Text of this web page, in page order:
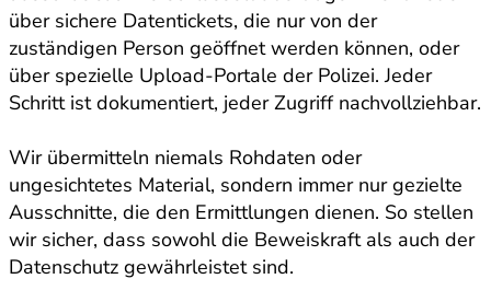
über sichere Datentickets, die nur von der
zuständigen Person geöffnet werden können, oder
über spezielle Upload-Portale der Polizei. Jeder
Schritt ist dokumentiert, jeder Zugriff nachvollziehbar.
Wir übermitteln niemals Rohdaten oder
ungesichtetes Material, sondern immer nur gezielte
Ausschnitte, die den Ermittlungen dienen. So stellen
wir sicher, dass sowohl die Beweiskraft als auch der
Datenschutz gewährleistet sind.